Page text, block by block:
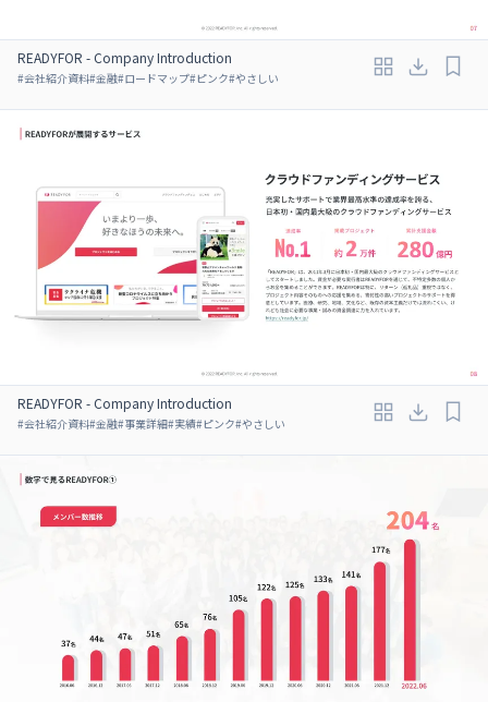
READYFOR - Company Introduction
#会社紹介資料#金融#ロードマップ#ピンク#やさしい
READYFOR - Company Introduction
#会社紹介資料#金融#事業詳細#実績#ピンク#やさしい